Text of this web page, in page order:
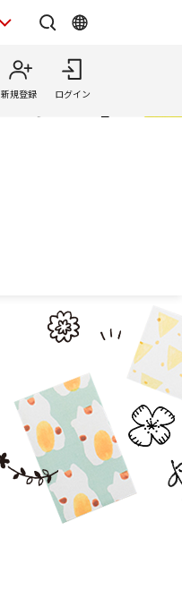
新規登録 ログイン